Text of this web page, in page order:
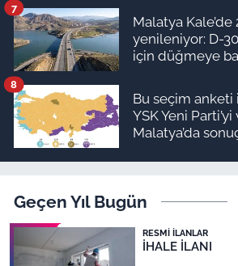
Malatya Kale’de
yenileniyor: D-
için düğmeye
7
Bu seçim anketi
YSK Yeni
Malatya’da
8
Geçen Yıl Bugün
RESMI İLANLAR
İHALE İLANI